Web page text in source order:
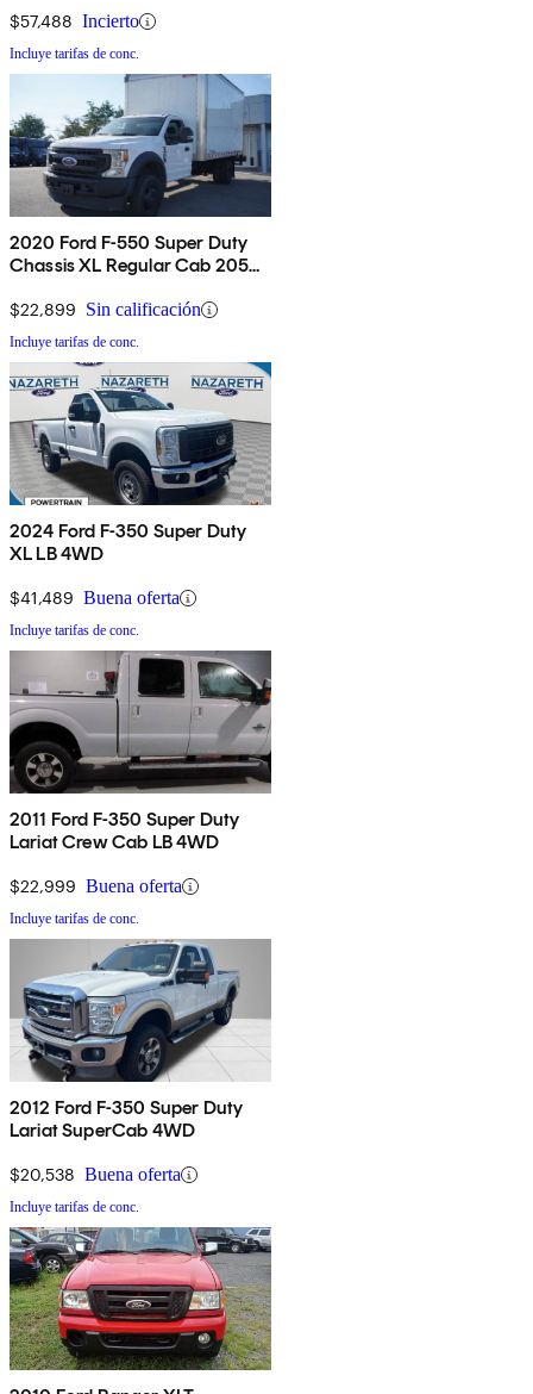
$57,488 Incierto
Incluye tarifas de conc.
2020 Ford F-550 Super Duty
Chassis XL Regular Cab 205
$22,899 Sin calificación
Incluye tarifas de conc.
2024 Ford F-350 Super Duty
XL LB 4WD
$41,489 Buena oferta
Incluye tarifas de conc.
2011 Ford F-350 Super Duty
Lariat Crew Cab LB 4WD
$22,999 Buena oferta
Incluye tarifas de conc.
2012 Ford F-350 Super Duty
Lariat SuperCab 4WD
$20,538 Buena oferta
Incluye tarifas de conc.